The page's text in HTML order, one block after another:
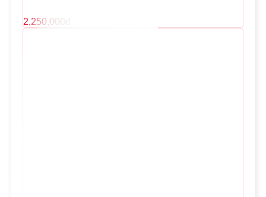
2,250,000